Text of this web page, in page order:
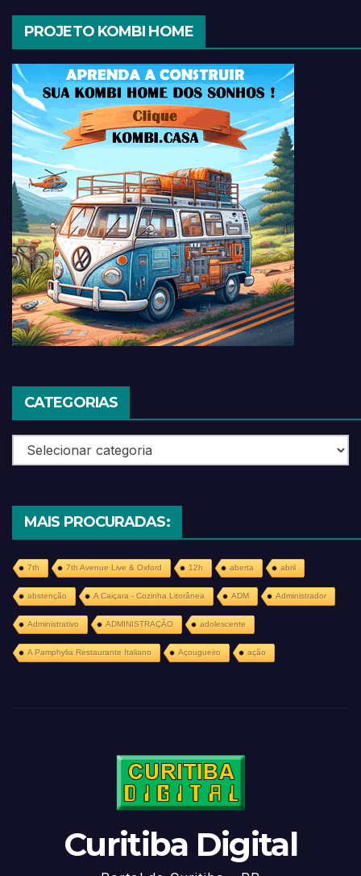
PROJETO KOMBI HOME
CATEGORIAS
Categorias
MAIS PROCURADAS:
7th 7th Avenue Live & Oxford 12h aberta abril
abstenção A Caiçara - Cozinha Litorânea ADM Administrador
Administrativo ADMINISTRAÇÃO adolescente
A Pamphylia Restaurante Italiano Açougueiro ação
Curitiba Digital